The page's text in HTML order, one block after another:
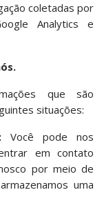
coletadas por
Analytics e
que são
situações:
Você pode nos
em contato
por meio de
uma